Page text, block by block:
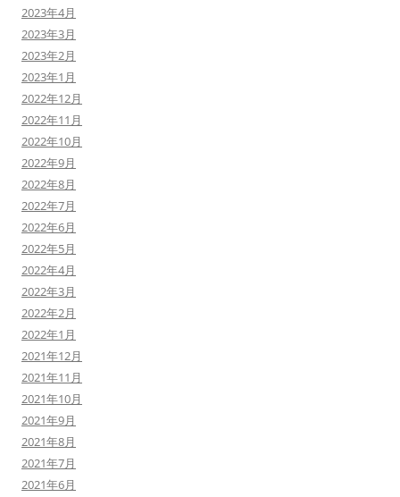
2023年4月
2023年3月
2023年2月
2023年1月
2022年12月
2022年11月
2022年10月
2022年9月
2022年8月
2022年7月
2022年6月
2022年5月
2022年4月
2022年3月
2022年2月
2022年1月
2021年12月
2021年11月
2021年10月
2021年9月
2021年8月
2021年7月
2021年6月